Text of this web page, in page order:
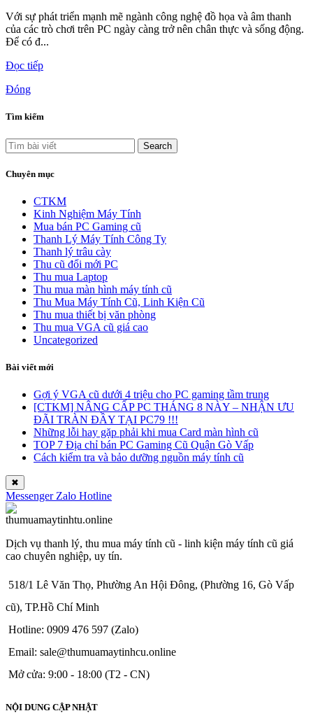
Với sự phát triển mạnh mẽ ngành công nghệ đồ họa và âm thanh
của các trò chơi trên PC ngày càng trở nên chân thực và sống động.
Để có đ...
Đọc tiếp
Đóng
Tìm kiếm
Search
Chuyên mục
CTKM
Kinh Nghiệm Máy Tính
Mua bán PC Gaming cũ
Thanh Lý Máy Tính Công Ty
Thanh lý trâu cày
Thu cũ đổi mới PC
Thu mua Laptop
Thu mua màn hình máy tính cũ
Thu Mua Máy Tính Cũ, Linh Kiện Cũ
Thu mua thiết bị văn phòng
Thu mua VGA cũ giá cao
Uncategorized
Bài viết mới
Gợi ý VGA cũ dưới 4 triệu cho PC gaming tầm trung
[CTKM] NÂNG CẤP PC THÁNG 8 NÀY – NHẬN ƯU
ĐÃI TRÀN ĐẦY TẠI PC79 !!!
Những lỗi hay gặp phải khi mua Card màn hình cũ
TOP 7 Địa chỉ bán PC Gaming Cũ Quận Gò Vấp
Cách kiểm tra và bảo dưỡng nguồn máy tính cũ
✖
Messenger Zalo Hotline
Dịch vụ thanh lý, thu mua máy tính cũ - linh kiện máy tính cũ giá
cao chuyên nghiệp, uy tín.
518/1 Lê Văn Thọ, Phường An Hội Đông, (Phường 16, Gò Vấp
cũ), TP.Hồ Chí Minh
Hotline: 0909 476 597 (Zalo)
Email: sale@thumuamaytinhcu.online
Mở cửa: 9:00 - 18:00 (T2 - CN)
NỘI DUNG CẬP NHẬT